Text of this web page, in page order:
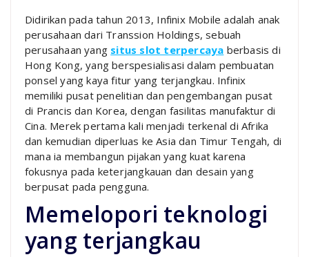
Didirikan pada tahun 2013, Infinix Mobile adalah anak
perusahaan dari Transsion Holdings, sebuah
perusahaan yang situs slot terpercaya berbasis di
Hong Kong, yang berspesialisasi dalam pembuatan
ponsel yang kaya fitur yang terjangkau. Infinix
memiliki pusat penelitian dan pengembangan pusat
di Prancis dan Korea, dengan fasilitas manufaktur di
Cina. Merek pertama kali menjadi terkenal di Afrika
dan kemudian diperluas ke Asia dan Timur Tengah, di
mana ia membangun pijakan yang kuat karena
fokusnya pada keterjangkauan dan desain yang
berpusat pada pengguna.
Memelopori teknologi
yang terjangkau